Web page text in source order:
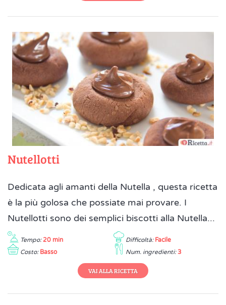
Nutellotti
Dedicata agli amanti della Nutella , questa ricetta
è la più golosa che possiate mai provare. I
Nutellotti sono dei semplici biscotti alla Nutella...
Tempo: 20 min Difficoltà: Facile
Costo: Basso Num. ingredienti: 3
VAI ALLA RICETTA